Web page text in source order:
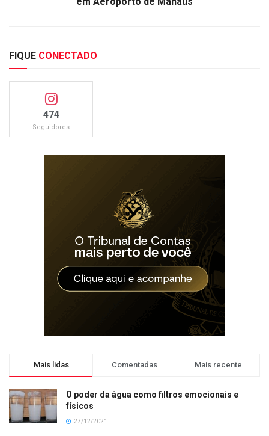
FIQUE CONECTADO
474
Seguidores
Mais lidas Comentadas Mais recente
O poder da água como filtros emocionais e
físicos
27/12/2021